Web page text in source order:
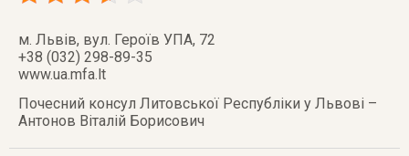
м. Львів, вул. Героїв УПА, 72
+38 (032) 298-89-35
www.ua.mfa.lt
Почесний консул Литовської Республiки у Львові –
Антонов Віталій Борисович